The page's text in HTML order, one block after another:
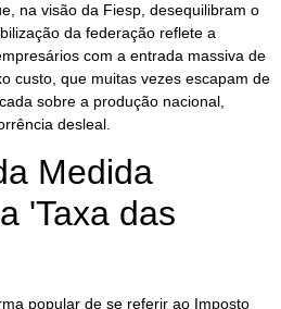
na visão da Fiesp, desequilibram o
da federação reflete a
com a entrada massiva de
custo, que muitas vezes escapam de
sobre a produção nacional,
desleal.
Medida
'Taxa das
popular de se referir ao Imposto